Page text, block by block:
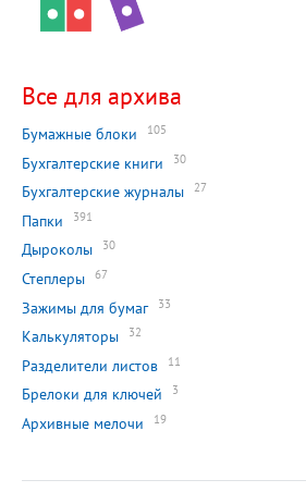
Все для архива
Бумажные блоки 105
Бухгалтерские книги 30
Бухгалтерские журналы 27
Папки 391
Дыроколы 30
Степлеры 67
Зажимы для бумаг 33
Калькуляторы 32
Разделители листов 11
Брелоки для ключей 3
Архивные мелочи 19